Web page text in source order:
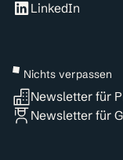
LinkedIn
Nichts verpassen
Newsletter für
Newsletter für